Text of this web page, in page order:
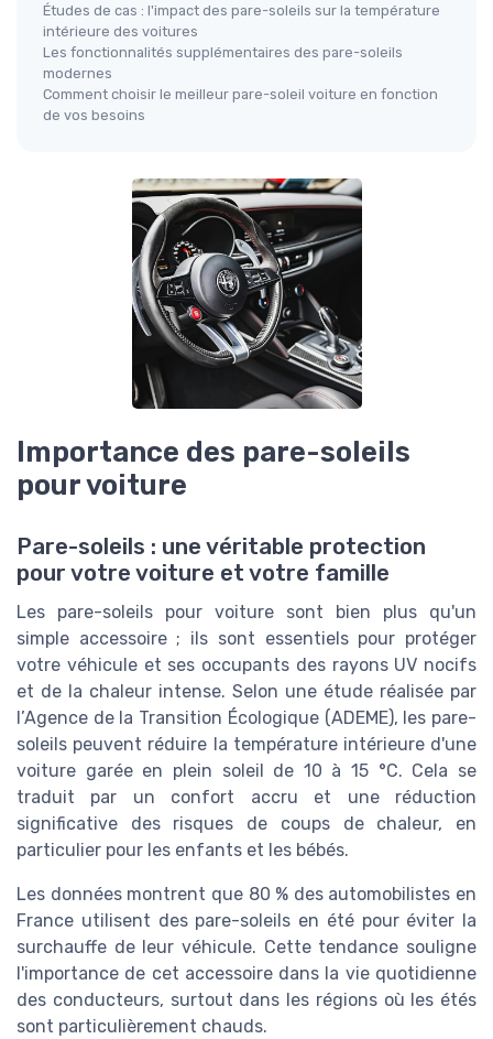
Études de cas : l'impact des pare-soleils sur la température
intérieure des voitures
Les fonctionnalités supplémentaires des pare-soleils
modernes
Comment choisir le meilleur pare-soleil voiture en fonction
de vos besoins
Importance des pare-soleils
pour voiture
Pare-soleils : une véritable protection
pour votre voiture et votre famille
Les pare-soleils pour voiture sont bien plus qu'un
simple accessoire ; ils sont essentiels pour protéger
votre véhicule et ses occupants des rayons UV nocifs
et de la chaleur intense. Selon une étude réalisée par
l’Agence de la Transition Écologique (ADEME), les pare-
soleils peuvent réduire la température intérieure d'une
voiture garée en plein soleil de 10 à 15 °C. Cela se
traduit par un confort accru et une réduction
significative des risques de coups de chaleur, en
particulier pour les enfants et les bébés.
Les données montrent que 80 % des automobilistes en
France utilisent des pare-soleils en été pour éviter la
surchauffe de leur véhicule. Cette tendance souligne
l'importance de cet accessoire dans la vie quotidienne
des conducteurs, surtout dans les régions où les étés
sont particulièrement chauds.